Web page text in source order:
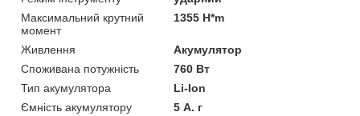
Максимальний крутний
момент
1355 H*m
Живлення
Акумулятор
Споживана потужність
760 Вт
Тип акумулятора
Li-Ion
Ємність акумулятору
5 А. г